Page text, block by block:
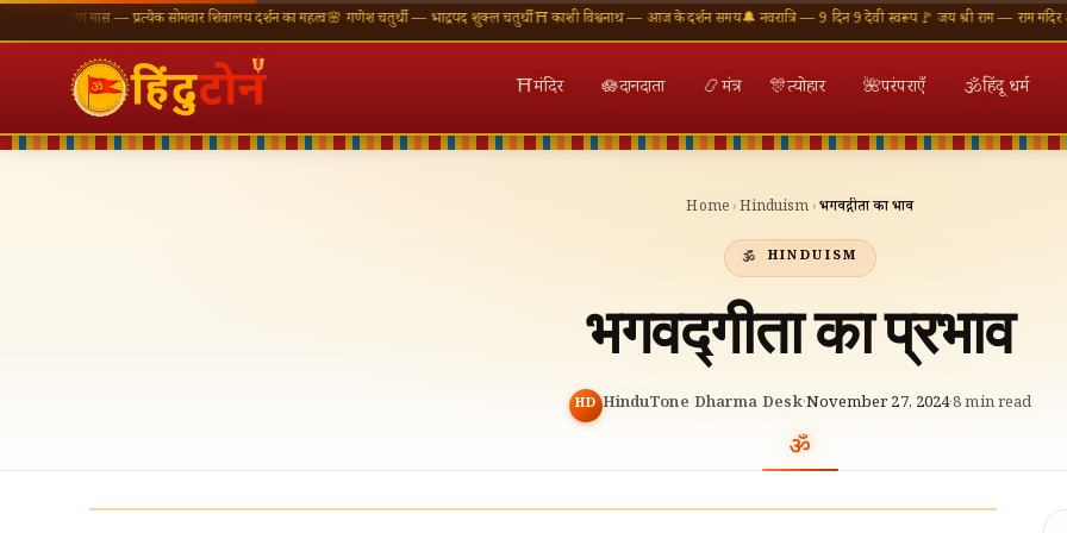
मास — प्रत्येक सोमवार शिवालय दर्शन का महत्व🌸 गणेश चतुर्थी — भाद्रपद शुक्ल चतुर्थी⛩ काशी विश्वनाथ — आज के दर्शन समय🔔 नवरात्रि — 9 दिन 9 देवी स्वरूप🚩 जय श्री राम — राम मंदिर अयोध्या🕉
⛩मंदिर 🪷दानदाता 📿मंत्र 🎊त्योहार 🌺परंपराएँ 🕉हिंदू धर्म
Home ›Hinduism ›भगवद्गीता का प्रभाव
HINDUISM
भगवद्गीता का प्रभाव
HD HinduTone Dharma Desk·November 27, 2024·8min read